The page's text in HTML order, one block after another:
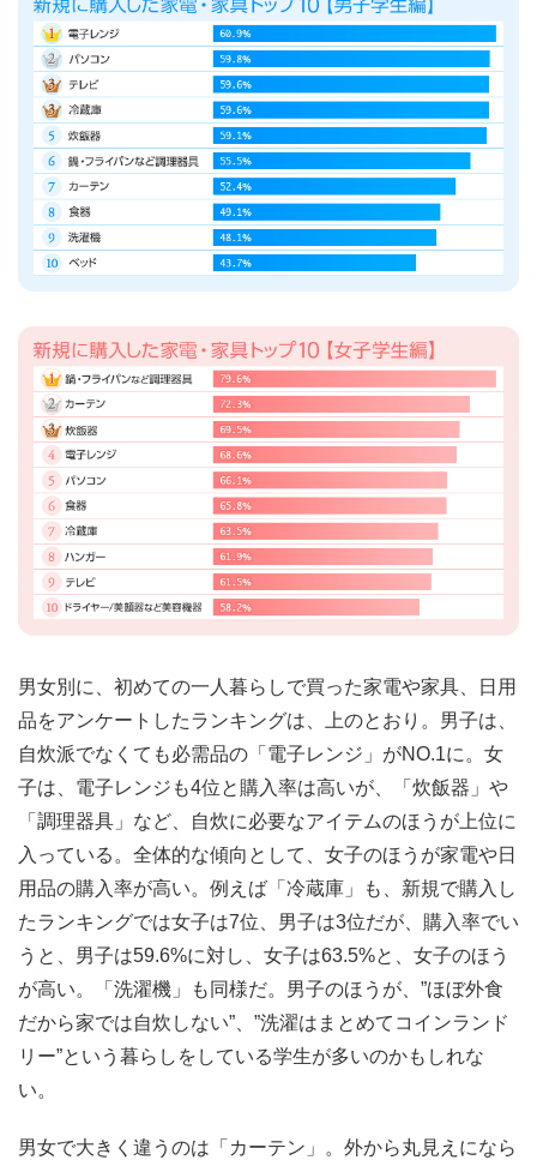
男女別に、初めての一人暮らしで買った家電や家具、日用
品をアンケートしたランキングは、上のとおり。男子は、
自炊派でなくても必需品の「電子レンジ」がNO.1に。女
子は、電子レンジも4位と購入率は高いが、「炊飯器」や
「調理器具」など、自炊に必要なアイテムのほうが上位に
入っている。全体的な傾向として、女子のほうが家電や日
用品の購入率が高い。例えば「冷蔵庫」も、新規で購入し
たランキングでは女子は7位、男子は3位だが、購入率でい
うと、男子は59.6%に対し、女子は63.5%と、女子のほう
が高い。「洗濯機」も同様だ。男子のほうが、”ほぼ外食
だから家では自炊しない”、”洗濯はまとめてコインランド
リー”という暮らしをしている学生が多いのかもしれな
い。
男女で大きく違うのは「カーテン」。外から丸見えになら